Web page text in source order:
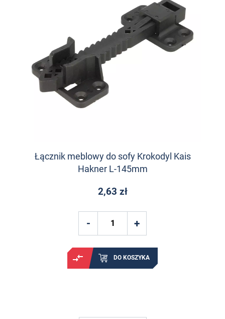
Łącznik meblowy do sofy Krokodyl Kais
Hakner L-145mm
2,63 zł
DO KOSZYKA